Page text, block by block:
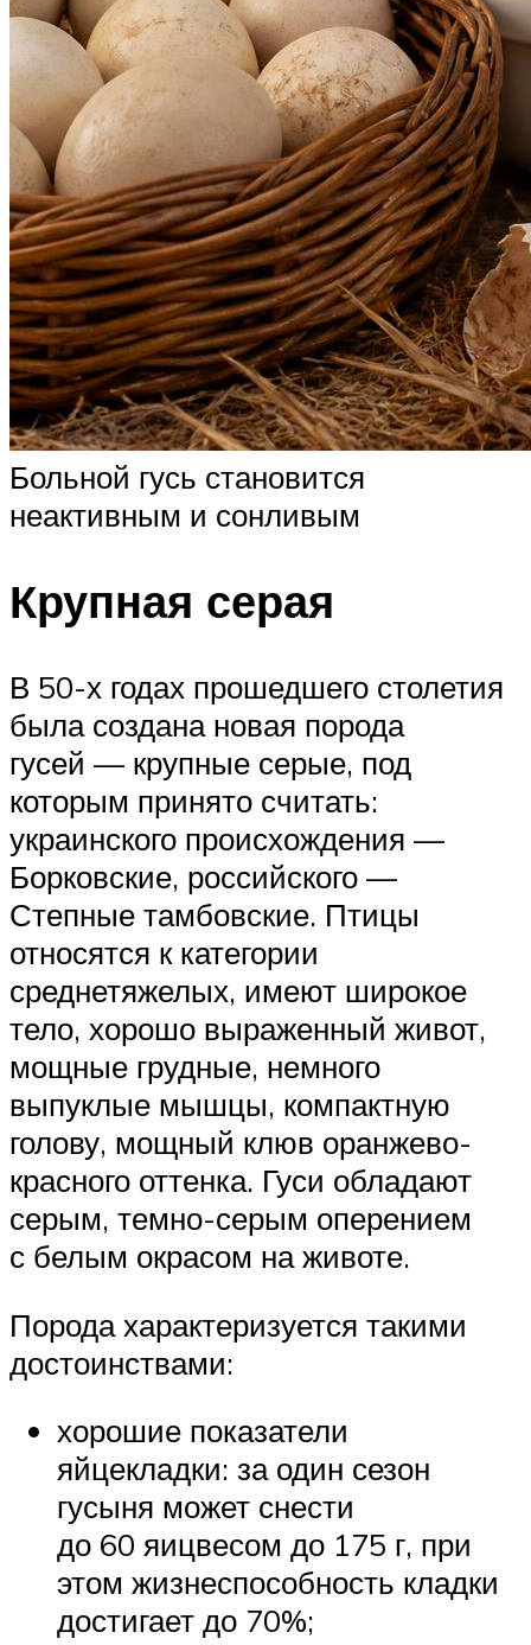
Больной гусь становится
неактивным и сонливым
Крупная серая
В 50-х годах прошедшего столетия
была создана новая порода
гусей — крупные серые, под
которым принято считать:
украинского происхождения —
Борковские, российского —
Степные тамбовские. Птицы
относятся к категории
среднетяжелых, имеют широкое
тело, хорошо выраженный живот,
мощные грудные, немного
выпуклые мышцы, компактную
голову, мощный клюв оранжево-
красного оттенка. Гуси обладают
серым, темно-серым оперением
с белым окрасом на животе.
Порода характеризуется такими
достоинствами:
хорошие показатели
яйцекладки: за один сезон
гусыня может снести
до 60 яицвесом до 175 г, при
этом жизнеспособность кладки
достигает до 70%;